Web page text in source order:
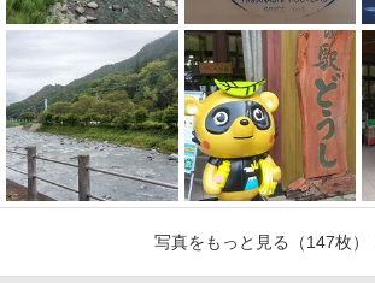
写真をもっと見る （147枚）